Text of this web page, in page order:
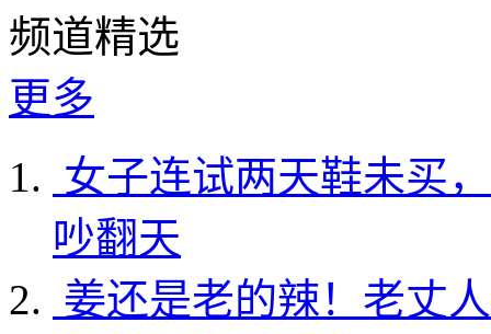
频道精选
更多
女子连试两天鞋未买
吵翻天
姜还是老的辣！老丈